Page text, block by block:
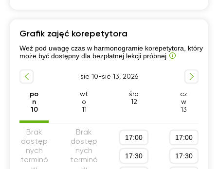
Szkoła podstawowa 4-6 klasa
Przygotowanie do matury podstawowej
Szkoła podstawowa 1-3 klasa Dla początkujących
Szkoła podstawowa 7-8 klasa
Przygotowanie do matury rozszerzonej
Liceum (profil podstawowy)
Technikum (profil podstawowy)
Szkola średnia (profil podstawowy)
Szkola średnia (profil rozszerzony)
Grafik zajęć korepetytora
Weź pod uwagę czas w harmonogramie korepetytora, który
może być dostępny dla bezpłatnej lekcji próbnej
sie 10-sie 13, 2026
po
n
10
wt
o
11
śro
12
cz
w
13
Brak
dostęp
nych
terminó
Brak
dostęp
nych
terminó
17:00
17:30
17:00
17:30